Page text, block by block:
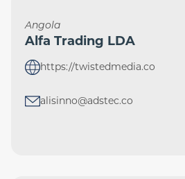
Angola
Alfa Trading LDA
https://twistedmedia.co
alisinno@adstec.co